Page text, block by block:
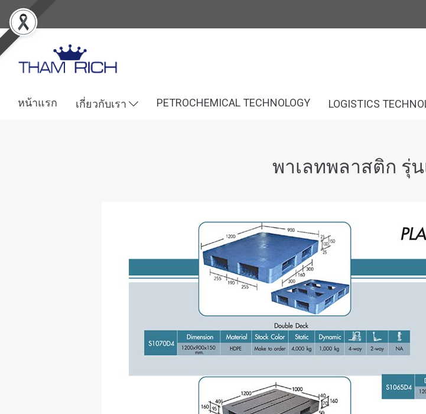
หน้าแรก เกี่ยวกับเรา PETROCHEMICAL TECHNOLOGY LOGISTICS
พาเลทพลาสติก รุ่